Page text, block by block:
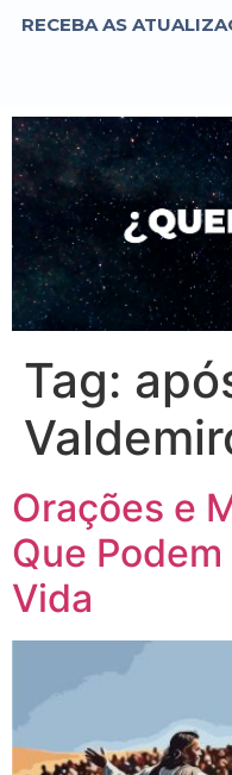
RECEBA AS
Tag:
Orações e
Que
Vida